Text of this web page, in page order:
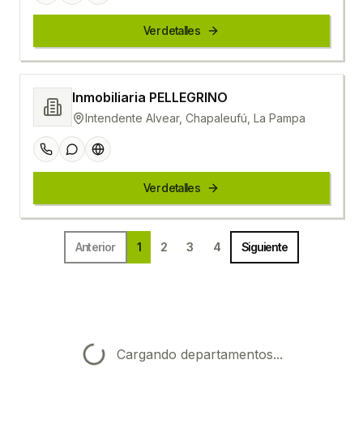
Ver detalles
Inmobiliaria PELLEGRINO
Intendente Alvear, Chapaleufú, La Pampa
Ver detalles
Anterior 1 2 3 4 Siguiente
Cargando departamentos...